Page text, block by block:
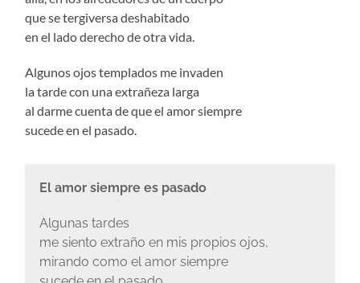
que se tergiversa deshabitado
en el lado derecho de otra vida.
Algunos ojos templados me invaden
la tarde con una extrañeza larga
al darme cuenta de que el amor siempre
sucede en el pasado.
El amor siempre es pasado
Algunas tardes
me siento extraño en mis propios ojos,
mirando como el amor siempre